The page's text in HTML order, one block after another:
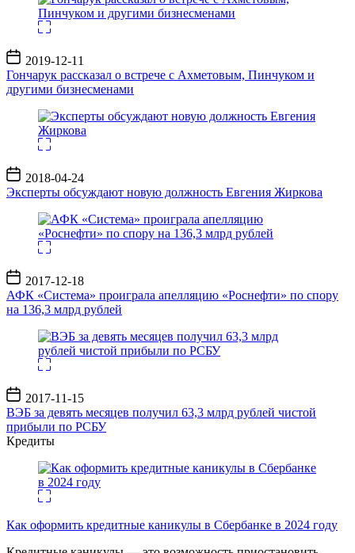
Дата
записи
2019-12-11
Гончарук рассказал о встрече с Ахметовым, Пинчуком и
другими бизнесменами
Дата
записи
2018-04-24
Эксперты обсуждают новую должность Евгения Жиркова
Дата
записи
2017-12-18
АФК «Система» проиграла апелляцию «Роснефти» по спору
на 136,3 млрд рублей
Дата
записи
2017-11-15
ВЭБ за девять месяцев получил 63,3 млрд рублей чистой
прибыли по РСБУ
Кредиты
Как оформить кредитные каникулы в Сбербанке в 2024 году